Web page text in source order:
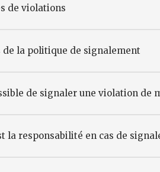
de violations
de la politique de signalement
de signaler une violation de
la responsabilité en cas de